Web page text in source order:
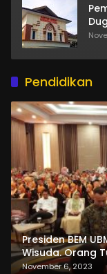
Pendidikan
Presiden BEM
Wisuda. Orang
dan
November 6, 2023